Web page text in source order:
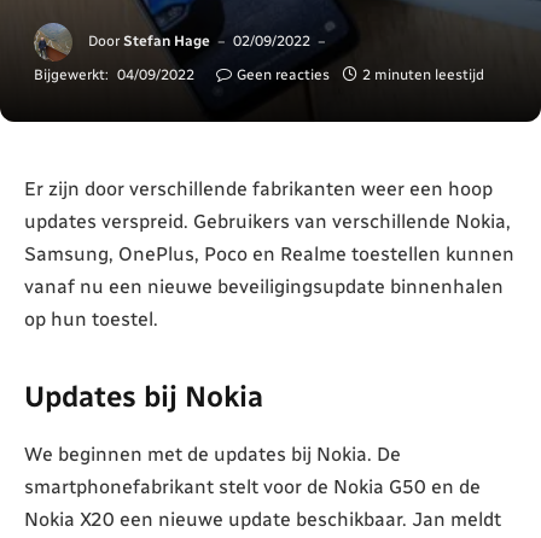
Door Stefan Hage
02/09/2022
Bijgewerkt: 04/09/2022 Geen reacties 2 minuten leestijd
Er zijn door verschillende fabrikanten weer een hoop
updates verspreid. Gebruikers van verschillende Nokia,
Samsung, OnePlus, Poco en Realme toestellen kunnen
vanaf nu een nieuwe beveiligingsupdate binnenhalen
op hun toestel.
Updates bij Nokia
We beginnen met de updates bij Nokia. De
smartphonefabrikant stelt voor de Nokia G50 en de
Nokia X20 een nieuwe update beschikbaar. Jan meldt